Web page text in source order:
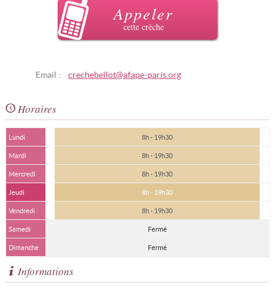
Appeler
cette crèche
Email : crechebellot@afape-paris.org
Horaires
Lundi 8h - 19h30
Mardi 8h - 19h30
Mercredi 8h - 19h30
Jeudi 8h - 19h30
Vendredi 8h - 19h30
Samedi Fermé
Dimanche Fermé
Informations